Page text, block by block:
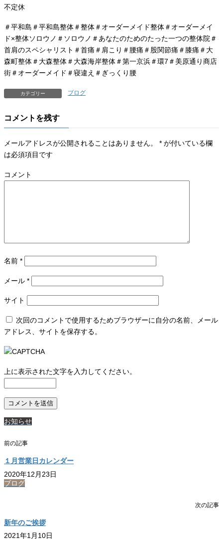
不定休
＃平和島＃平和島整体＃整体＃オーダーメイド整体＃オーダーメイ
ド×整体ソロウノ＃ソロウノ＃あなたのためのたった一つの整体院＃
首肩のスペシャリスト＃首痛＃肩こり＃腰痛＃股関節痛＃膝痛＃大
森町整体＃大森整体＃大森海岸整体＃第一京浜＃環7＃美原通り商店
街＃オーダーメイド＃寝違え＃ぎっくり腰
カテゴリー ブログ
コメントを残す
メールアドレスが公開されることはありません。 * が付いている欄
は必須項目です
コメント
名前 *
メール *
サイト
次回のコメントで使用するためブラウザーに自分の名前、メール
アドレス、サイトを保存する。
上に表示された文字を入力してください。
お知らせ
前の記事
１月営業日カレンダー
2020年12月23日
ブログ
次の記事
新年のご挨拶
2021年1月10日